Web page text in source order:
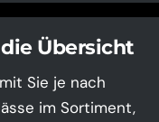
Übersicht
Sie je nach
im Sortiment,